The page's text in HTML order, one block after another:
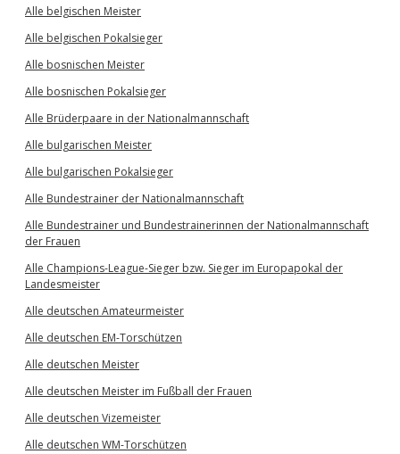
Alle belgischen Meister
Alle belgischen Pokalsieger
Alle bosnischen Meister
Alle bosnischen Pokalsieger
Alle Brüderpaare in der Nationalmannschaft
Alle bulgarischen Meister
Alle bulgarischen Pokalsieger
Alle Bundestrainer der Nationalmannschaft
Alle Bundestrainer und Bundestrainerinnen der Nationalmannschaft
der Frauen
Alle Champions-League-Sieger bzw. Sieger im Europapokal der
Landesmeister
Alle deutschen Amateurmeister
Alle deutschen EM-Torschützen
Alle deutschen Meister
Alle deutschen Meister im Fußball der Frauen
Alle deutschen Vizemeister
Alle deutschen WM-Torschützen